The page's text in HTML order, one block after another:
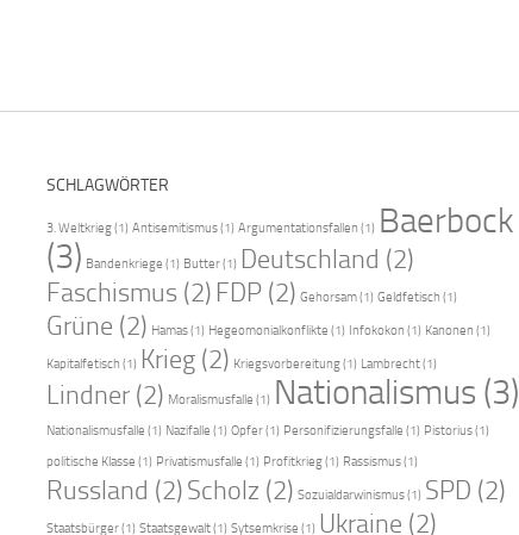
SCHLAGWÖRTER
3. Weltkrieg(1) Antisemitismus(1) Argumentationsfallen (1) Baerbock
(3) Bandenkriege (1) Butter(1) Deutschland (2)
Faschismus (2) FDP(2) Gehorsam(1) Geldfetisch (1)
Grüne (2) Hamas(1) Hegeomonialkonflikte (1) Infokokon (1) Kanonen (1)
Kapitalfetisch (1) Krieg(2) Kriegsvorbereitung(1) Lambrecht(1)
Lindner(2) Moralismusfalle (1) Nationalismus (3)
Nationalismusfalle (1) Nazifalle (1) Opfer(1) Personifizierungsfalle (1) Pistorius(1)
politische Klasse (1) Privatismusfalle (1) Profitkrieg(1) Rassismus(1)
Russland (2)Scholz (2) Sozuialdarwinismus(1) SPD (2)
Staatsbürger(1) Staatsgewalt(1) Sytsemkrise (1) Ukraine (2)